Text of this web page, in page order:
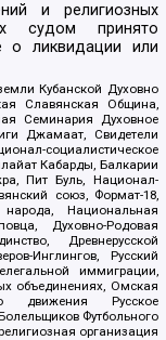
и религиозных
судом принято
о ликвидации или
Кубанской Духовно
Славянская Община,
Семинария Духовное
Джамаат, Свидетели
социалистическое
Кабарды, Балкарии
Пит Буль, Национал-
союз, Формат-18,
Национальная
Духовно-Родовая
Древнерусской
Инглингов, Русский
иммиграции,
объединениях, Омская
движения Русское
Футбольного
организация